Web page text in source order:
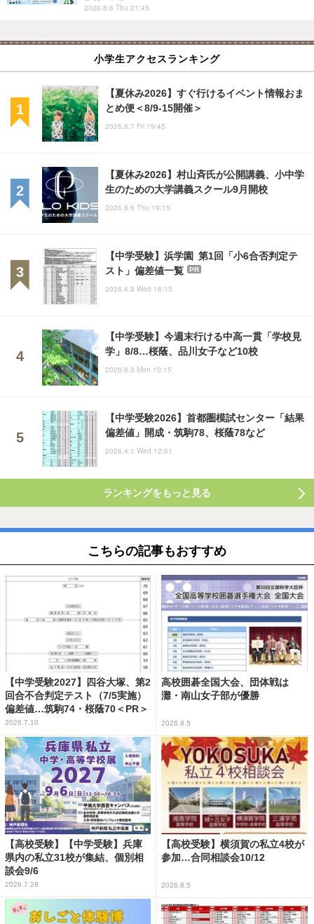
2026.8.6 Thu 21:45
小学生アクセスランキング
【夏休み2026】すぐ行けるイベント情報おま
とめ便＜8/9-15開催＞
2026.8.7 Fri 19:45
【夏休み2026】村山斉氏が公開講義、小中学
生のための大学講義スクール9月開校
2026.8.6 Thu 19:15
【中学受験】浜学園 第1回「小6合否判定テ
スト」偏差値一覧
PR
2026.4.8 Wed 16:15
【中学受験】今週末行ける中高一貫「学校見
学」8/8…桜蔭、品川女子など10校
2026.8.3 Mon 10:15
【中学受験2026】首都圏模試センター「結果
偏差値」開成・筑駒78、桜蔭78など
2026.4.1 Wed 12:01
ランキングをもっと見る
こちらの記事もおすすめ
【中学受験2027】四谷大塚、第2
回合不合判定テスト（7/5実施）
偏差値…筑駒74・桜蔭70＜PR＞
2026.7.10
高校囲碁全国大会、団体戦は
灘・南山女子部が優勝
2026.8.5
【高校受験】【中学受験】兵庫
県内の私立31校が集結、個別相
談会9/6
2026.7.28
【高校受験】横須賀の私立4校が
参加…合同相談会10/12
2026.8.5